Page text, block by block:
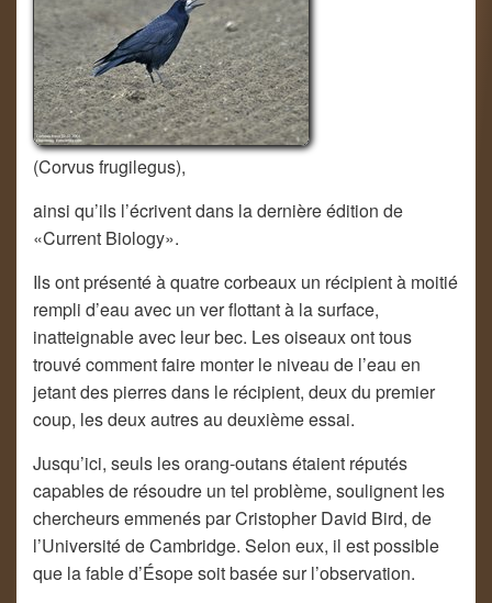
(Corvus frugilegus),
ainsi qu’ils l’écrivent dans la dernière édition de
«Current Biology».
Ils ont présenté à quatre corbeaux un récipient à moitié
rempli d’eau avec un ver flottant à la surface,
inatteignable avec leur bec. Les oiseaux ont tous
trouvé comment faire monter le niveau de l’eau en
jetant des pierres dans le récipient, deux du premier
coup, les deux autres au deuxième essai.
Jusqu’ici, seuls les orang-outans étaient réputés
capables de résoudre un tel problème, soulignent les
chercheurs emmenés par Cristopher David Bird, de
l’Université de Cambridge. Selon eux, il est possible
que la fable d’Ésope soit basée sur l’observation.